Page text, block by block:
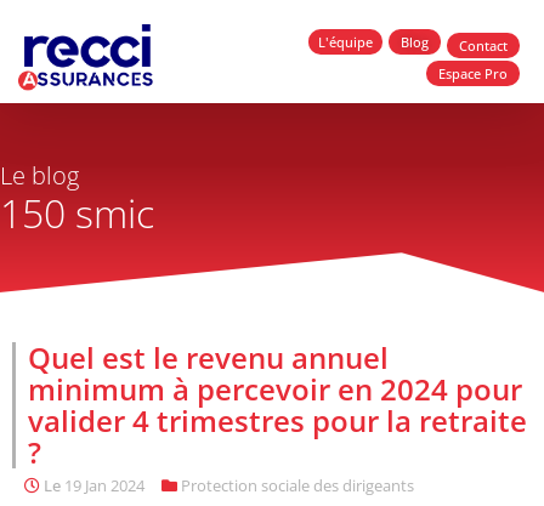
L'équipe Blog
Contact
Espace Pro
Le blog
150 smic
Quel est le revenu annuel
minimum à percevoir en 2024 pour
valider 4 trimestres pour la retraite
?
Le 19 Jan 2024 Protection sociale des dirigeants